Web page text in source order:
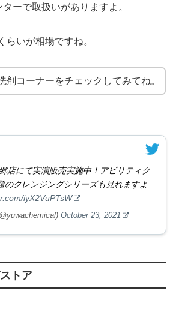
ーで取扱いがありますよ。
らいが相場ですね。
剤コーナーをチェックしてみてね。
店にて実演販売実施中！アビリティク
のクレンジングシリーズも見れますよ
iyX2VuPTsW
October 23, 2021
トア